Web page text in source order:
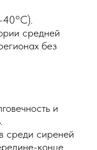
средней
без
и
среди сиреней
конце